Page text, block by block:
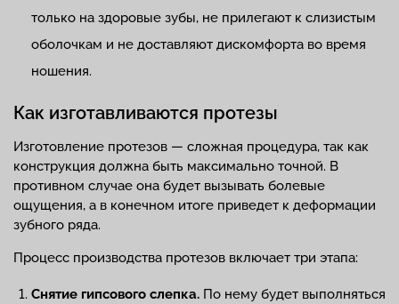
только на здоровые зубы, не прилегают к слизистым
оболочкам и не доставляют дискомфорта во время
ношения.
Как изготавливаются протезы
Изготовление протезов — сложная процедура, так как
конструкция должна быть максимально точной. В
противном случае она будет вызывать болевые
ощущения, а в конечном итоге приведет к деформации
зубного ряда.
Процесс производства протезов включает три этапа:
Снятие гипсового слепка. По нему будет выполняться